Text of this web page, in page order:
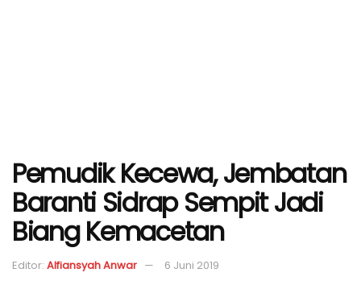
Pemudik Kecewa, Jembatan
Baranti Sidrap Sempit Jadi
Biang Kemacetan
Editor: Alfiansyah Anwar 6 Juni 2019